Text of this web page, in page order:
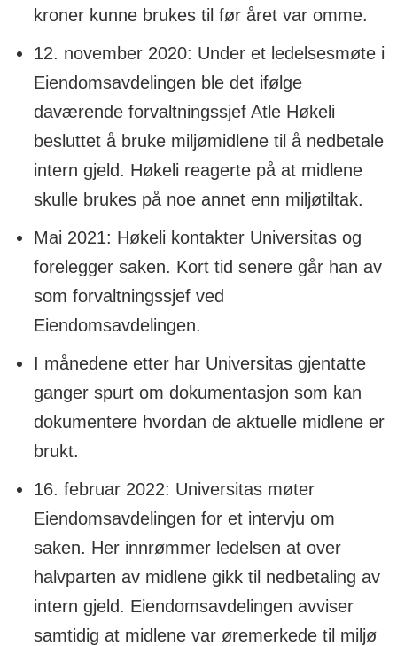
kroner kunne brukes til før året var omme.
12. november 2020: Under et ledelsesmøte i
Eiendomsavdelingen ble det ifølge
daværende forvaltningssjef Atle Høkeli
besluttet å bruke miljømidlene til å nedbetale
intern gjeld. Høkeli reagerte på at midlene
skulle brukes på noe annet enn miljøtiltak.
Mai 2021: Høkeli kontakter Universitas og
forelegger saken. Kort tid senere går han av
som forvaltningssjef ved
Eiendomsavdelingen.
I månedene etter har Universitas gjentatte
ganger spurt om dokumentasjon som kan
dokumentere hvordan de aktuelle midlene er
brukt.
16. februar 2022: Universitas møter
Eiendomsavdelingen for et intervju om
saken. Her innrømmer ledelsen at over
halvparten av midlene gikk til nedbetaling av
intern gjeld. Eiendomsavdelingen avviser
samtidig at midlene var øremerkede til miljø